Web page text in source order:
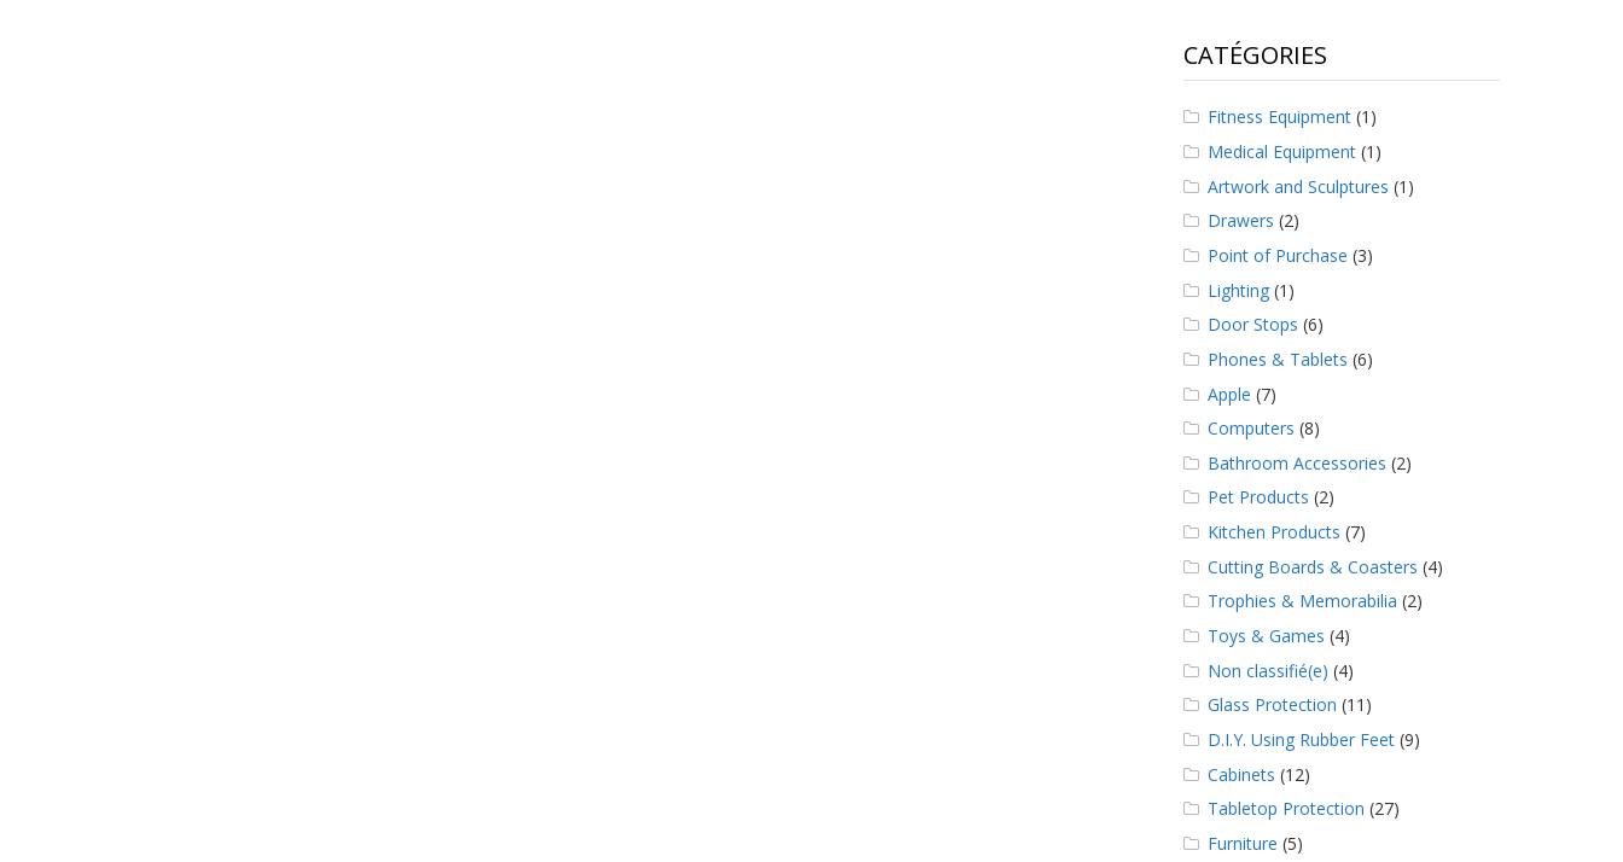
CATÉGORIES
Fitness Equipment(1)
Medical Equipment(1)
Artwork and Sculptures (1)
Drawers (2)
Point of Purchase (3)
Lighting(1)
Door Stops (6)
Phones & Tablets (6)
Apple (7)
Computers (8)
Bathroom Accessories (2)
Pet Products (2)
Kitchen Products (7)
Cutting Boards & Coasters (4)
Trophies & Memorabilia (2)
Toys & Games (4)
Non classifié(e) (4)
Glass Protection (11)
D.I.Y. Using Rubber Feet(9)
Cabinets (12)
Tabletop Protection (27)
Furniture (5)